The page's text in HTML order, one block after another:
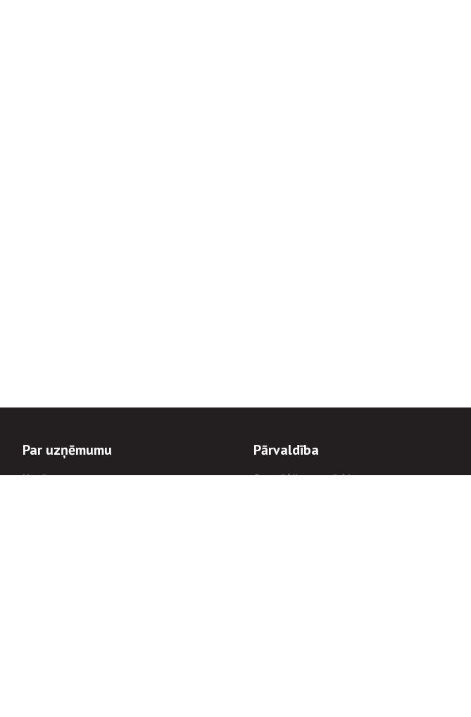
Par uzņēmumu
Uzņēmums
Pārvaldība
Stratēģija un mērķi